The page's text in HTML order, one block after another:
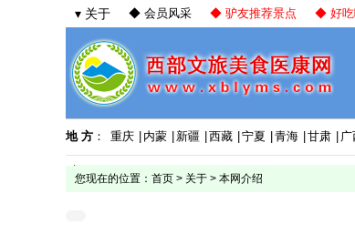
▾ 关于 ◆ 会员风采 ◆ 驴友推荐景点 ◆ 好吃
地 方 ： 重庆 内蒙 新疆 西藏 宁夏 青海 甘肃 广
您现在的位置： 首页 > 关于 > 本网介绍